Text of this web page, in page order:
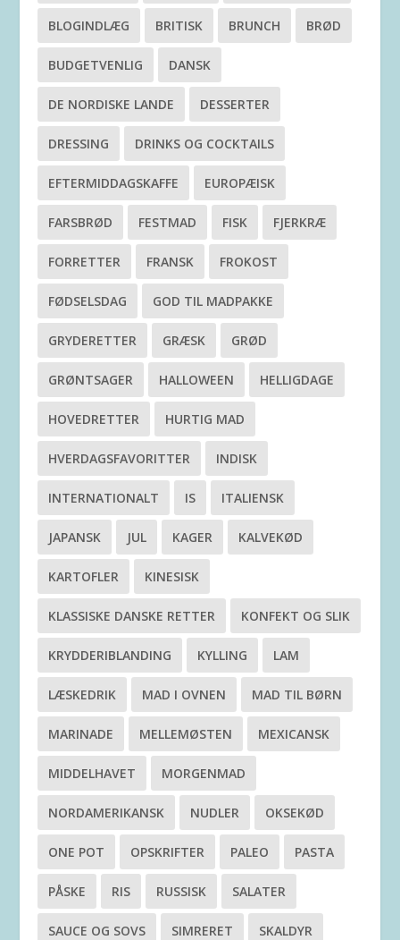
BLOGINDLÆG BRITISK BRUNCH BRØD
BUDGETVENLIG DANSK
DE NORDISKE LANDE DESSERTER
DRESSING DRINKS OG COCKTAILS
EFTERMIDDAGSKAFFE EUROPÆISK
FARSBRØD FESTMAD FISK FJERKRÆ
FORRETTER FRANSK FROKOST
FØDSELSDAG GOD TIL MADPAKKE
GRYDERETTER GRÆSK GRØD
GRØNTSAGER HALLOWEEN HELLIGDAGE
HOVEDRETTER HURTIG MAD
HVERDAGSFAVORITTER INDISK
INTERNATIONALT IS ITALIENSK
JAPANSK JUL KAGER KALVEKØD
KARTOFLER KINESISK
KLASSISKE DANSKE RETTER KONFEKT OG SLIK
KRYDDERIBLANDING KYLLING LAM
LÆSKEDRIK MAD I OVNEN MAD TIL BØRN
MARINADE MELLEMØSTEN MEXICANSK
MIDDELHAVET MORGENMAD
NORDAMERIKANSK NUDLER OKSEKØD
ONE POT OPSKRIFTER PALEO PASTA
PÅSKE RIS RUSSISK SALATER
SAUCE OG SOVS SIMRERET SKALDYR